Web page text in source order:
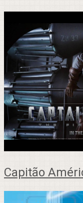
Capitão